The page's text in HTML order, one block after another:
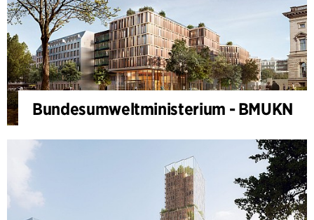
Bundesumweltministerium - BMUKN